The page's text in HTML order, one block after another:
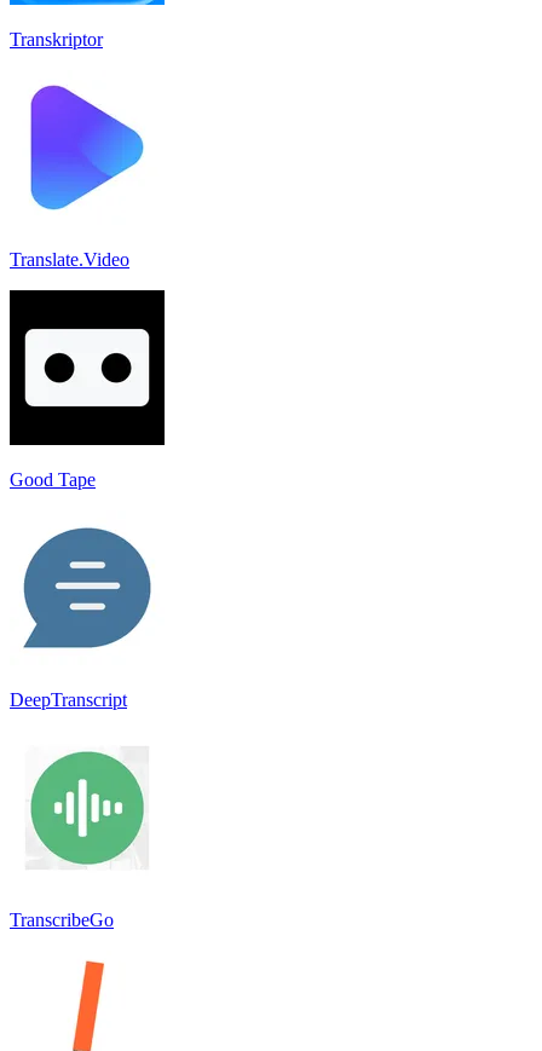
Transkriptor
Translate.Video
Good Tape
DeepTranscript
TranscribeGo